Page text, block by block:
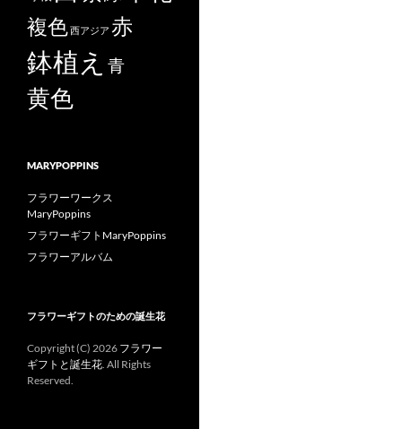
複色西アジア 赤
鉢植え 青
黄色
MARYPOPPINS
フラワーワークス
MaryPoppins
フラワーギフトMaryPoppins
フラワーアルバム
フラワーギフトのための誕生花
Copyright (C) 2026 フラワー
ギフトと誕生花. All Rights
Reserved.